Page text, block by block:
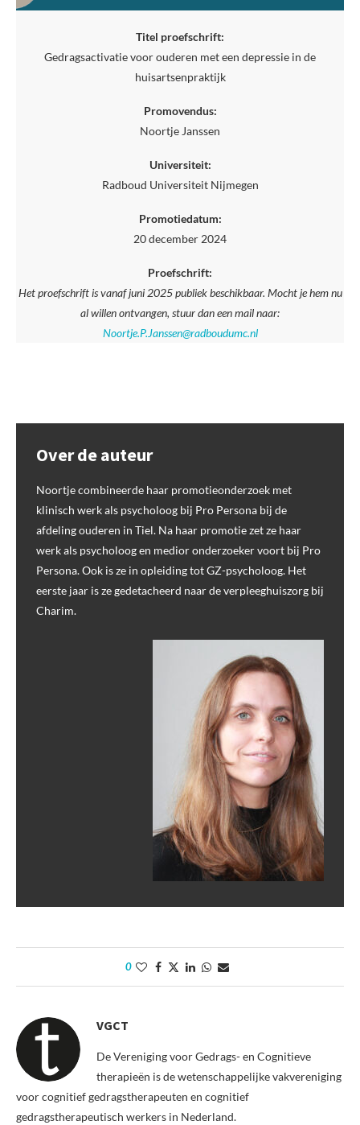
Titel proefschrift:
Gedragsactivatie voor ouderen met een depressie in de
huisartsenpraktijk
Promovendus:
Noortje Janssen
Universiteit:
Radboud Universiteit Nijmegen
Promotiedatum:
20 december 2024
Proefschrift:
Het proefschrift is vanaf juni 2025 publiek beschikbaar. Mocht je hem nu
al willen ontvangen, stuur dan een mail naar:
Noortje.P.Janssen@radboudumc.nl
Over de auteur
Noortje combineerde haar promotieonderzoek met
klinisch werk als psycholoog bij Pro Persona bij de
afdeling ouderen in Tiel. Na haar promotie zet ze haar
werk als psycholoog en medior onderzoeker voort bij Pro
Persona. Ook is ze in opleiding tot GZ-psycholoog. Het
eerste jaar is ze gedetacheerd naar de verpleeghuiszorg bij
Charim.
0
VGCT
De Vereniging voor Gedrags- en Cognitieve
therapieën is de wetenschappelijke vakvereniging
voor cognitief gedragstherapeuten en cognitief
gedragstherapeutisch werkers in Nederland.